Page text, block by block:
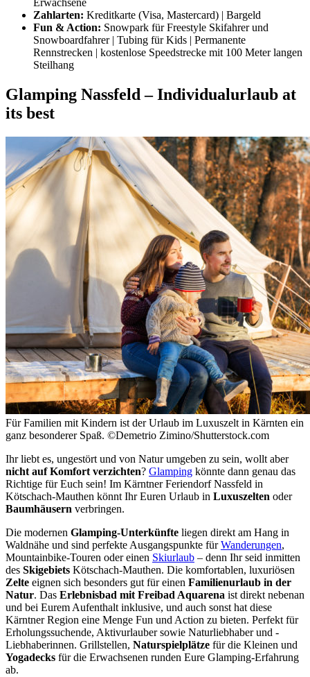
Erwachsene
Zahlarten: Kreditkarte (Visa, Mastercard) | Bargeld
Fun & Action: Snowpark für Freestyle Skifahrer und
Snowboardfahrer | Tubing für Kids | Permanente
Rennstrecken | kostenlose Speedstrecke mit 100 Meter langen
Steilhang
Glamping Nassfeld – Individualurlaub at
its best
Für Familien mit Kindern ist der Urlaub im Luxuszelt in Kärnten ein
ganz besonderer Spaß. ©Demetrio Zimino/Shutterstock.com
Ihr liebt es, ungestört und von Natur umgeben zu sein, wollt aber
nicht auf Komfort verzichten? Glamping könnte dann genau das
Richtige für Euch sein! Im Kärntner Feriendorf Nassfeld in
Kötschach-Mauthen könnt Ihr Euren Urlaub in Luxuszelten oder
Baumhäusern verbringen.
Die modernen Glamping-Unterkünfte liegen direkt am Hang in
Waldnähe und sind perfekte Ausgangspunkte fürWanderungen,
Mountainbike-Touren oder einen Skiurlaub – denn Ihr seid inmitten
des Skigebiets Kötschach-Mauthen. Die komfortablen, luxuriösen
Zelte eignen sich besonders gut für einen Familienurlaub in der
Natur. Das Erlebnisbad mit Freibad Aquarena ist direkt nebenan
und bei Eurem Aufenthalt inklusive, und auch sonst hat diese
Kärntner Region eine Menge Fun und Action zu bieten. Perfekt für
Erholungssuchende, Aktivurlauber sowie Naturliebhaber und -
Liebhaberinnen. Grillstellen, Naturspielplätze für die Kleinen und
Yogadecks für die Erwachsenen runden Eure Glamping-Erfahrung
ab.